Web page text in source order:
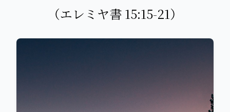
（エレミヤ書 15:15-21）